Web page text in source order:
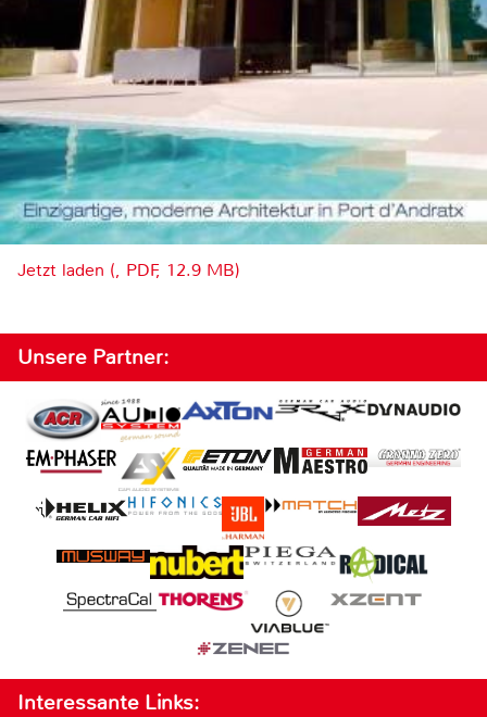
Jetzt laden (, PDF, 12.9 MB)
Unsere Partner:
Interessante Links: